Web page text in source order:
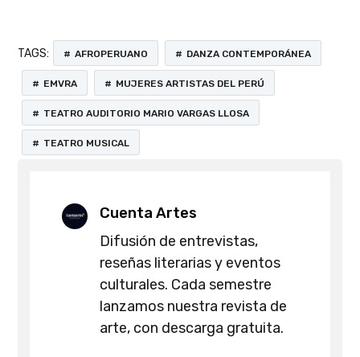
TAGS: AFROPERUANO DANZA CONTEMPORÁNEA
EMVRA MUJERES ARTISTAS DEL PERÚ
TEATRO AUDITORIO MARIO VARGAS LLOSA
TEATRO MUSICAL
Cuenta Artes
Difusión de entrevistas,
reseñas literarias y eventos
culturales. Cada semestre
lanzamos nuestra revista de
arte, con descarga gratuita.